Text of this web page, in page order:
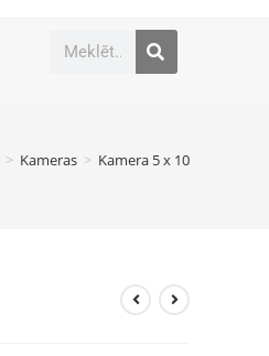
> Kameras > Kamera 5 x 10